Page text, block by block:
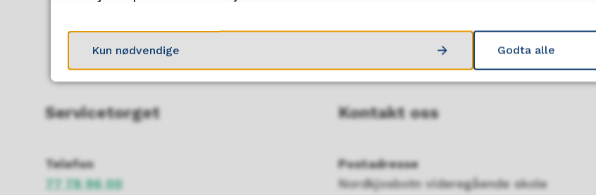
Servicetorget
Telefon
77 78 96 00
Kontakt oss
Postadresse
Nordkjosbotn videregående skole
Kun nødvendige Godta alle